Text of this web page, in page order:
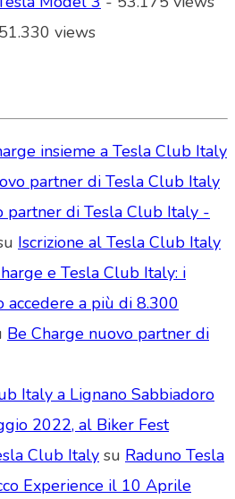
views
insieme a Tesla Club Italy
partner di Tesla Club Italy
partner di Tesla Club Italy -
Iscrizione al Tesla Club Italy
e Tesla Club Italy: i
accedere a più di 8.300
Be Charge nuovo partner di
Italy a Lignano Sabbiadoro
2022, al Biker Fest
Club Italy su Raduno Tesla
Experience il 10 Aprile